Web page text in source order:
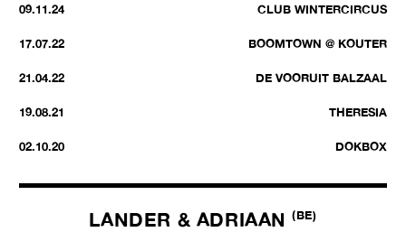
LANDER & ADRIAAN (BE)
09.11.24 CLUB WINTERCIRCUS
17.07.22 BOOMTOWN @ KOUTER
21.04.22 DE VOORUIT BALZAAL
19.08.21 THERESIA
02.10.20 DOKBOX